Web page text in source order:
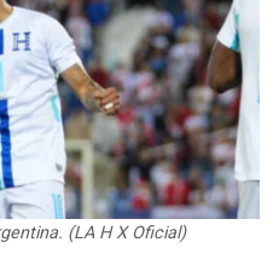
(LA H X Oficial)